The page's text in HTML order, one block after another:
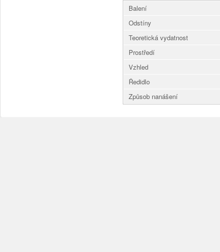
Balení
Odstíny
Teoretická vydatnost
Prostředí
Vzhled
Ředidlo
Způsob nanášení